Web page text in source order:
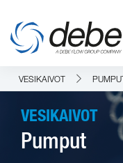
VESIKAIVOT PUMPUT
VESIKAIVOT
Pumput